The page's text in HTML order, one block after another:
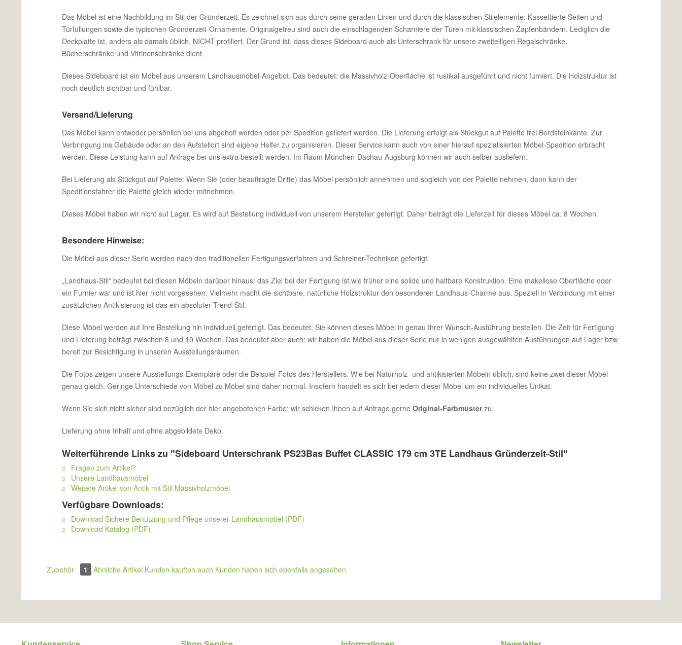
Das Möbel ist eine Nachbildung im Stil der Gründerzeit. Es zeichnet sich aus durch seine geraden Linien und durch die klassischen Stilelemente: Kassettierte Seiten und
Türfüllungen sowie die typischen Gründerzeit-Ornamente. Originalgetreu sind auch die einschlagenden Scharniere der Türen mit klassischen Zapfenbändern. Lediglich die
Deckplatte ist, anders als damals üblich, NICHT profiliert. Der Grund ist, dass dieses Sideboard auch als Unterschrank für unsere zweiteiligen Regalschränke,
Bücherschränke und Vitrinenschränke dient.
Dieses Sideboard ist ein Möbel aus unserem Landhausmöbel-Angebot. Das bedeutet: die Massivholz-Oberfläche ist rustikal ausgeführt und nicht furniert. Die Holzstruktur ist
noch deutlich sichtbar und fühlbar.
Versand/Lieferung
Das Möbel kann entweder persönlich bei uns abgeholt werden oder per Spedition geliefert werden. Die Lieferung erfolgt als Stückgut auf Palette frei Bordsteinkante. Zur
Verbringung ins Gebäude oder an den Aufstellort sind eigene Helfer zu organisieren. Dieser Service kann auch von einer hierauf spezialisierten Möbel-Spedition erbracht
werden. Diese Leistung kann auf Anfrage bei uns extra bestellt werden. Im Raum München-Dachau-Augsburg können wir auch selber ausliefern.
Bei Lieferung als Stückgut auf Palette: Wenn Sie (oder beauftragte Dritte) das Möbel persönlich annehmen und sogleich von der Palette nehmen, dann kann der
Speditionsfahrer die Palette gleich wieder mitnehmen.
Dieses Möbel haben wir nicht auf Lager. Es wird auf Bestellung individuell von unserem Hersteller gefertigt. Daher beträgt die Lieferzeit für dieses Möbel ca. 8 Wochen.
Besondere Hinweise:
Die Möbel aus dieser Serie werden nach den traditionellen Fertigungsverfahren und Schreiner-Techniken gefertigt.
„Landhaus-Stil“ bedeutet bei diesen Möbeln darüber hinaus: das Ziel bei der Fertigung ist wie früher eine solide und haltbare Konstruktion. Eine makellose Oberfläche oder
ein Furnier war und ist hier nicht vorgesehen. Vielmehr macht die sichtbare, natürliche Holzstruktur den besonderen Landhaus-Charme aus. Speziell in Verbindung mit einer
zusätzlichen Antikisierung ist das ein absoluter Trend-Stil.
Diese Möbel werden auf Ihre Bestellung hin individuell gefertigt. Das bedeutet: Sie können dieses Möbel in genau Ihrer Wunsch-Ausführung bestellen. Die Zeit für Fertigung
und Lieferung beträgt zwischen 8 und 10 Wochen. Das bedeutet aber auch: wir haben die Möbel aus dieser Serie nur in wenigen ausgewählten Ausführungen auf Lager bzw.
bereit zur Besichtigung in unseren Ausstellungsräumen.
Die Fotos zeigen unsere Ausstellungs-Exemplare oder die Beispiel-Fotos des Herstellers. Wie bei Naturholz- und antikisierten Möbeln üblich, sind keine zwei dieser Möbel
genau gleich. Geringe Unterschiede von Möbel zu Möbel sind daher normal. Insofern handelt es sich bei jedem dieser Möbel um ein individuelles Unikat.
Wenn Sie sich nicht sicher sind bezüglich der hier angebotenen Farbe: wir schicken Ihnen auf Anfrage gerne Original-Farbmusterzu.
Lieferung ohne Inhalt und ohne abgebildete Deko.
Weiterführende Links zu "Sideboard Unterschrank PS23Bas Buffet CLASSIC 179 cm 3TE Landhaus Gründerzeit-Stil"
Fragen zum Artikel?
Unsere Landhausmöbel
Weitere Artikel von Antik mit Stil Massivholzmöbel
Verfügbare Downloads:
Download Sichere Benutzung und Pflege unserer Landhausmöbel (PDF)
Download Katalog (PDF)
Zubehör 1 Ähnliche Artikel Kunden kauften auch Kunden haben sich ebenfalls angesehen